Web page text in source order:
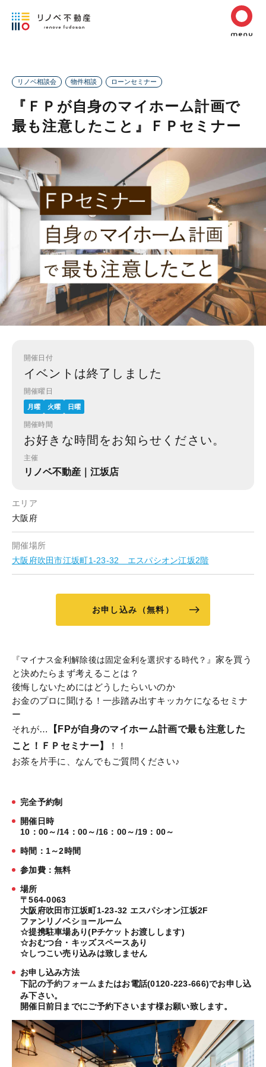
リノベ相談会 物件相談 ローンセミナー
『ＦＰが自身のマイホーム計画で
最も注意したこと』ＦＰセミナー
開催日付
イベントは終了しました
開催曜日
月曜 火曜 日曜
開催時間
お好きな時間をお知らせください。
主催
リノベ不動産｜江坂店
エリア
大阪府
開催場所
大阪府吹田市江坂町1-23-32 エスパシオン江坂2階
お申し込み（無料）
『マイナス金利解除後は固定金利を選択する時代？』 家を買う
と決めたらまず考えることは？
後悔しないためにはどうしたらいいのか
お金のプロに聞ける！一歩踏み出すキッカケになるセミナ
ー
それが…
【FPが自身のマイホーム計画で最も注意した
こと！ＦＰセミナー】
！！
お茶を片手に、なんでもご質問ください♪
完全予約制
開催日時
10：00～/14：00～/16：00～/19：00～
時間：1～2時間
参加費：無料
場所
〒564-0063
大阪府吹田市江坂町1-23-32 エスパシオン江坂2F
ファンリノベショールーム
☆提携駐車場あり(Pチケットお渡しします)
☆おむつ台・キッズスペースあり
☆しつこい売り込みは致しません
お申し込み方法
下記の予約フォームまたはお電話(0120-223-666)でお申し込
み下さい。
開催日前日までにご予約下さいます様お願い致します。